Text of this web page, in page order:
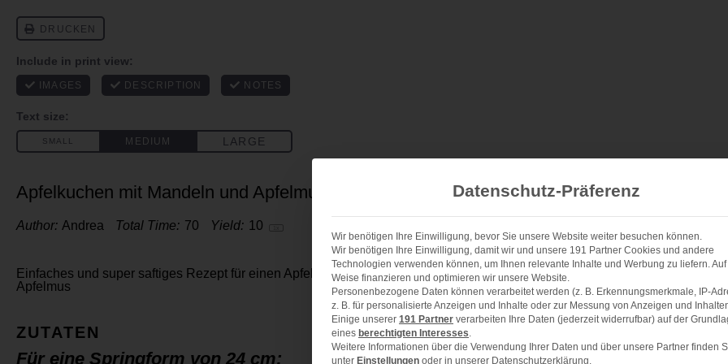
Apfelkuchen mit Mandeln und Apfelmus
Author: Andrea Total Time: 70 Yield: 1 0
Einfaches und super saftiges Rezept für einen Apfelkuchen mit Mandeln und
Apfelmus
ZUTATEN
Für eine Springform von 24 cm:
Datenschutz-Präferenz
Wir benötigen Ihre Einwilligung, bevor Sie unsere Website weiter besuchen können.
Wir benötigen Ihre Einwilligung, damit wir und unsere 191 Partner Cookies und andere
Technologien verwenden können, um Ihnen relevante Inhalte und Werbung zu liefern.
Weise finanzieren und optimieren wir unsere Website.
Personenbezogene Daten können verarbeitet werden (z. B. Erkennungsmerkmale, IP-
z. B. für personalisierte Anzeigen und Inhalte oder zur Messung von Anzeigen und
Einige unserer 191 Partner verarbeiten Ihre Daten (jederzeit widerrufbar) auf der
eines berechtigten Interesses
Weitere Informationen über die Verwendung Ihrer Daten und über unsere Partner finden
unter Einstellungen oder in unserer Datenschutzerklärung.